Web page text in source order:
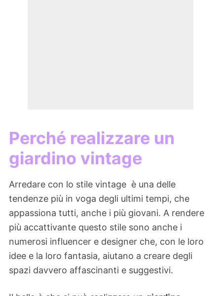
Perché realizzare un
giardino vintage
Arredare con lo stile vintage è una delle
tendenze più in voga degli ultimi tempi, che
appassiona tutti, anche i più giovani. A rendere
più accattivante questo stile sono anche i
numerosi influencer e designer che, con le loro
idee e la loro fantasia, aiutano a creare degli
spazi davvero affascinanti e suggestivi.